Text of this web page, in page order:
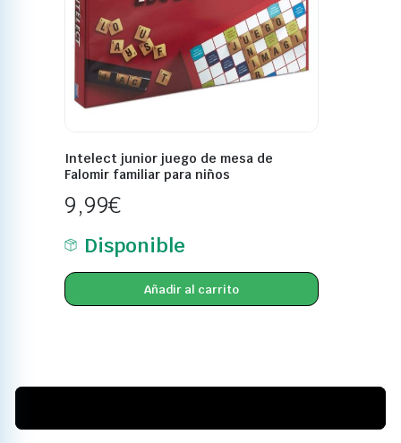
Intelect junior juego de mesa de
Falomir familiar para niños
9,99€
Disponible
Añadir al carrito